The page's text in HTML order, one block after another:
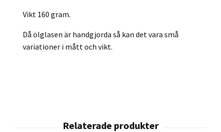
Vikt 160 gram.
Då ölglasen är handgjorda så kan det vara små
variationer i mått och vikt.